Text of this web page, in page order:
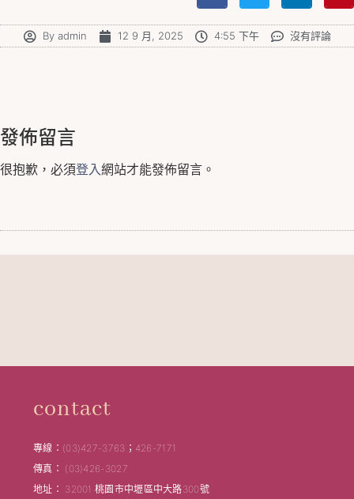
Byadmin 12 9 月, 2025 4:55 下午 沒有評論
發佈留言
很抱歉，必須登入網站才能發佈留言。
contact
專線：(03)427-3763；426-7171
傳真： (03)426-3027
地址： 32001 桃園市中壢區中大路300號